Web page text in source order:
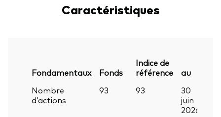
Caractéristiques
Fondamentaux Fonds
Indice de
référence
au
Nombre
d’actions
93 93
30
juin
2026